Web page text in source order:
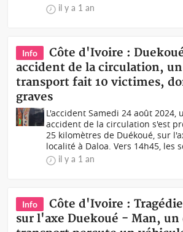
il y a 1 an
Info
Côte d'Ivoire :
accident de la circulation, un
transport fait 10 victimes,
graves
L'accident Samedi 24 août 2024,
accident de la circulation s'est
25 kilomètres de Duékoué, sur
localité à Daloa. Vers 14h45, les
il y a 1 an
Info
Côte d'Ivoire :
sur l'axe Duekoué - Man, un